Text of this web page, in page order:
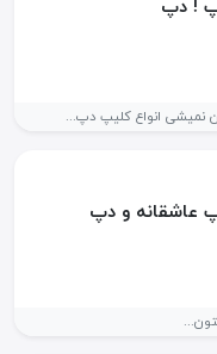
! دپ
نمیشی انواع کلیپ دپ...
عاشقانه و دپ